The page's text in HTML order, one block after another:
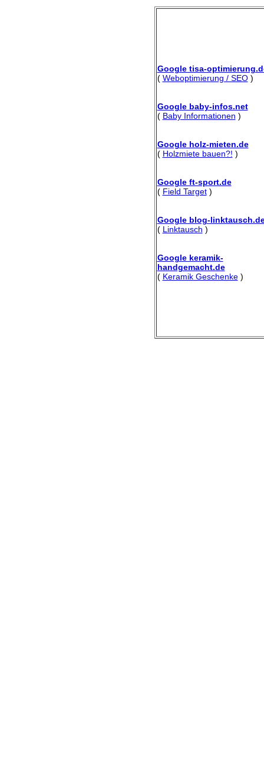
Google tisa-
( Weboptimierung / SEO)
Google baby-infos.net
( Baby Informationen )
Google holz-mieten.de
( Holzmiete bauen?! )
Google ft-sport.de
( Field Target)
Google blog-
( Linktausch )
Google keramik-
handgemacht.de
( Keramik Geschenke)